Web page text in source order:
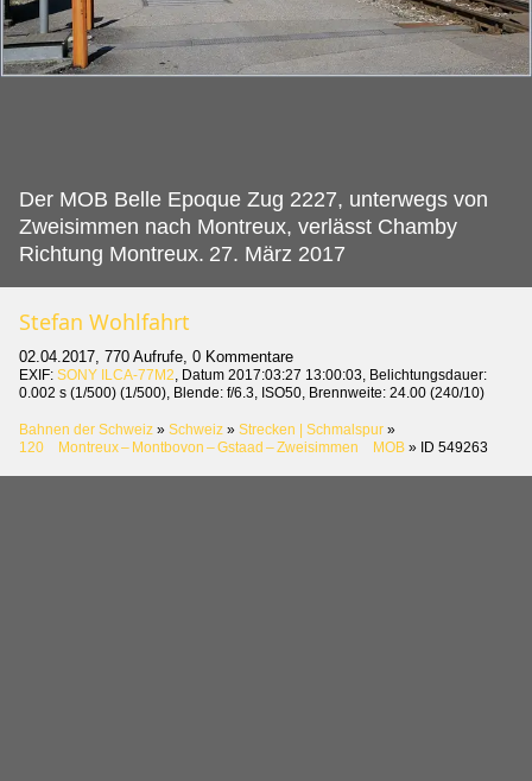
Der MOB Belle Epoque Zug 2227, unterwegs von
Zweisimmen nach Montreux, verlässt Chamby
Richtung Montreux. 27. März 2017
Stefan Wohlfahrt
02.04.2017, 770 Aufrufe, 0 Kommentare
EXIF: SONY ILCA-77M2 , Datum 2017:03:27 13:00:03, Belichtungsdauer:
0.002 s (1/500) (1/500), Blende: f/6.3, ISO50, Brennweite: 24.00 (240/10)
Bahnen der Schweiz » Schweiz » Strecken | Schmalspur »
120 Montreux – Montbovon – Gstaad – Zweisimmen MOB » ID 549263